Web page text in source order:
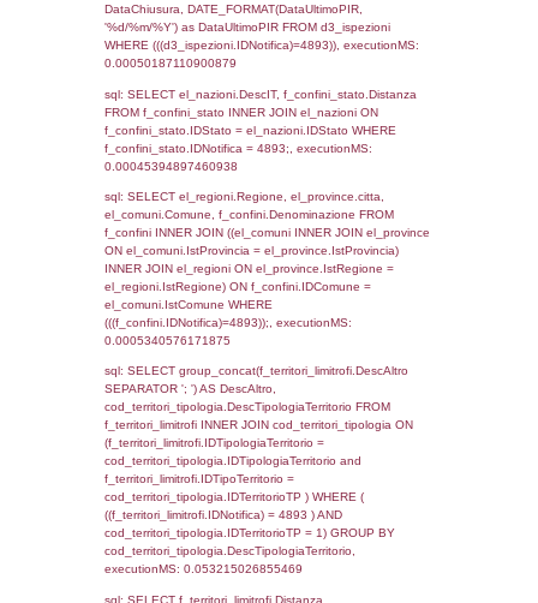
el_regioni.Regione as RegioneST,
as ComuneSL, el_province_1.citta as
el_regioni_1.Regione as RegioneSL FROM
(((((a1_stabilimento LEFT JOIN el_comuni
a1_stabilimento.ComuneStab =
LEFT JOIN el_province ON
= el_province.IstProvincia) LEFT JOIN
a1_stabilimento.RegioneStab =
LEFT JOIN el_comuni AS el_comuni_1 ON
a1_stabilimento.IstComuneSL =
LEFT JOIN el_province AS el_province_1
a1_stabilimento.IstProvinciaSL =
el_province_1.IstProvincia) LEFT JOIN
el_regioni_1 ON
el_regioni_1.IstRegione where
executionMS: 0.00063490867614746
sql: SELECT a2p.Cognome, a2p.Nome
a2_ruolipersonale a2rp INNER JOIN
a2rp.IDPersonale = a2p.IDPersonale
(((a2p.IDNotifica)=4893) AND